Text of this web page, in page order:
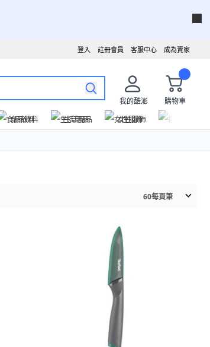
成為賣家
客服中心
註冊會員
登入
我的酷澎
購物車
食品飲料 生活用品 女性服飾
60每頁筆